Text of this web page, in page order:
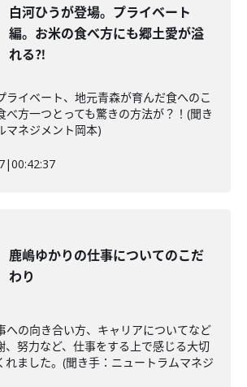
白河ひうが登場。プライベート
編。お米の食べ方にも郷土愛が溢
れる⁈
ライベート、地元青森が育んだ食へのこ
べ方一つとっても驚きの方法が？！(聞き
マネジメント岡本)
|00:42:37
鹿嶋ゆかりの仕事についてのこだ
わり
への向き合い方、キャリアについてなど
、努力など、仕事をする上で感じる大切
れました。(聞き手：ニュートラムマネジ